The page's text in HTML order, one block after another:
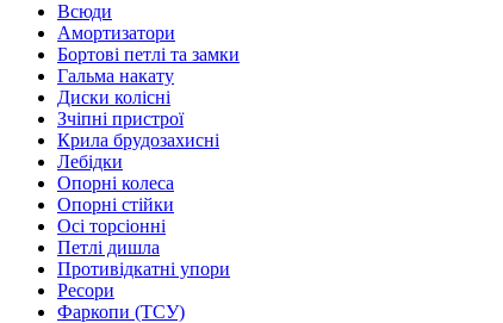
Всюди
Амортизатори
Бортові петлі та замки
Гальма накату
Диски колісні
Зчіпні пристрої
Крила брудозахисні
Лебідки
Опорні колеса
Опорні стійки
Осі торсіонні
Петлі дишла
Противідкатні упори
Ресори
Фаркопи (ТСУ)